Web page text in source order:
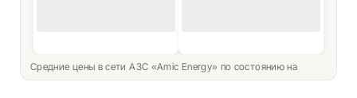
Средние цены в сети АЗС «Amic Energy» по состоянию на